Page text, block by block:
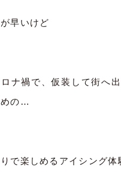
早いけど
ナ禍で、仮装して街へ
めの…
で楽しめるアイシング体